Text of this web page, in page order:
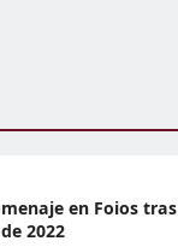
en Foios tras
2022